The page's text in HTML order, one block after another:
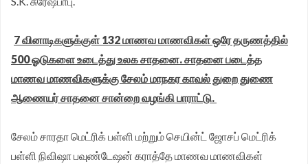
சங்க மாநில தலைவர் வேலுச்சாமி வேண்டுகோள்.
7 வினாடிகளுக்குள் 132 மாணவ மாணவிகள் ஒரே தருணத்தில்
500 ஓடுகளை உடைத்து உலக சாதனை. சாதனை படைத்த
மாணவ மாணவிகளுக்கு சேலம் மாநகர காவல் துறை துணை
ஆணையர் சாதனை சான்றை வழங்கி பாராட்டு.
சேலம் சாரதா மெட்ரிக் பள்ளி மற்றும் செயின்ட் ஜோசப் மெட்ரிக்
பள்ளி நிவிஷா பவுண்டேஷன் கராத்தே மாணவ மாணவிகள்